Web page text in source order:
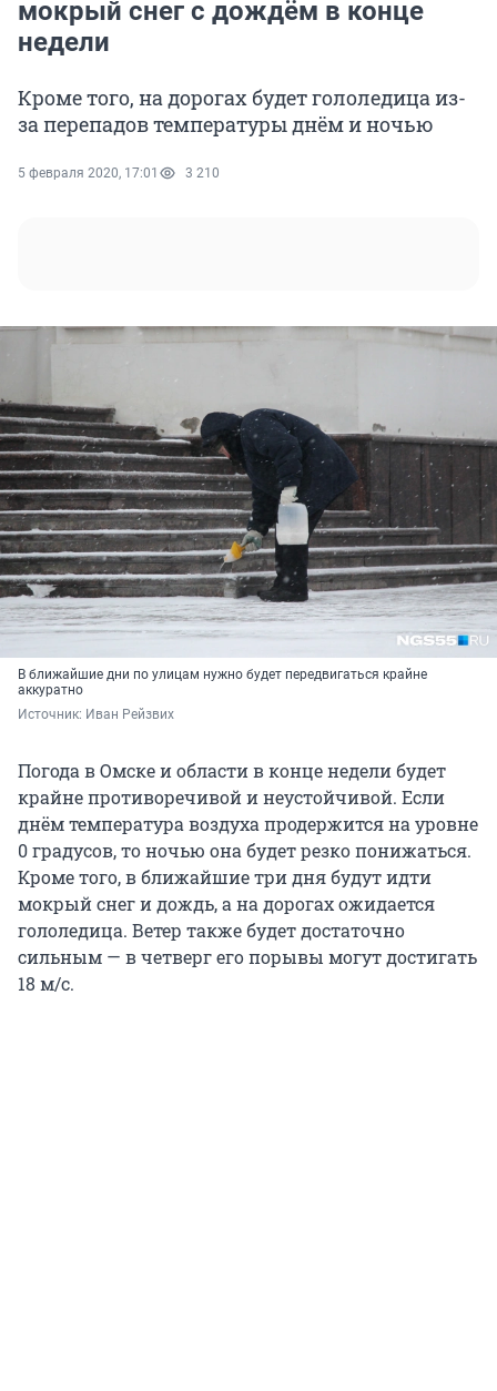
мокрый снег с дождём в конце
недели
Кроме того, на дорогах будет гололедица из-
за перепадов температуры днём и ночью
5 февраля 2020, 17:01 3 210
В ближайшие дни по улицам нужно будет передвигаться крайне
аккуратно
Источник: Иван Рейзвих
Погода в Омске и области в конце недели будет
крайне противоречивой и неустойчивой. Если
днём температура воздуха продержится на уровне
0 градусов, то ночью она будет резко понижаться.
Кроме того, в ближайшие три дня будут идти
мокрый снег и дождь, а на дорогах ожидается
гололедица. Ветер также будет достаточно
сильным — в четверг его порывы могут достигать
18 м/с.